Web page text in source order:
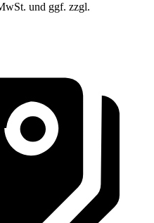
und ggf. zzgl.